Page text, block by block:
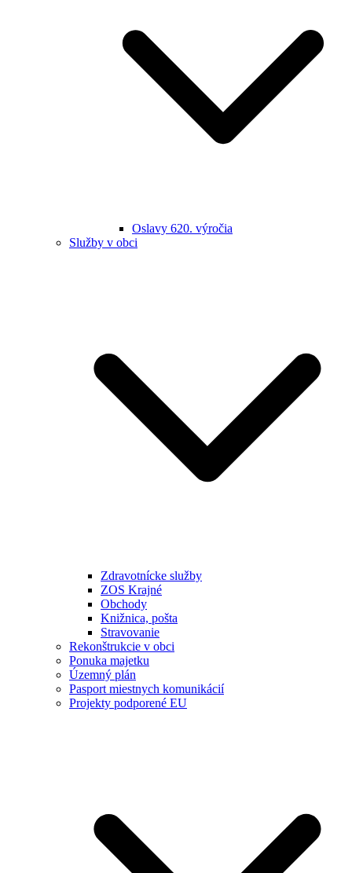
Oslavy 620. výročia
Služby v obci
Zdravotnícke služby
ZOS Krajné
Obchody
Knižnica, pošta
Stravovanie
Rekonštrukcie v obci
Ponuka majetku
Územný plán
Pasport miestnych komunikácií
Projekty podporené EU